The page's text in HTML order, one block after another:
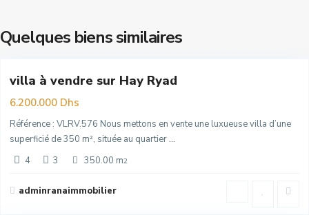
Quelques biens similaires
Riad
Rabat
villa à vendre sur Hay Ryad
6.200.000 Dhs
Référence : VLRV.576 Nous mettons en vente une luxueuse villa d’une
superficié de 350 m², située au quartier...
4
3 350.00 m2
adminranaimmobilier
Souissi,